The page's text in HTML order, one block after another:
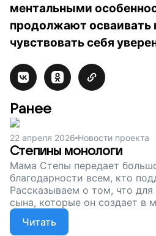
ментальными
продолжают осваивать
чувствовать себя
Ранее
22 апреля 2026 Новости проекта
Степины монологи
Мама Степы передает
благодарности всем, кто
Рассказываем о том, что для
сына, которые он создает в
Читать